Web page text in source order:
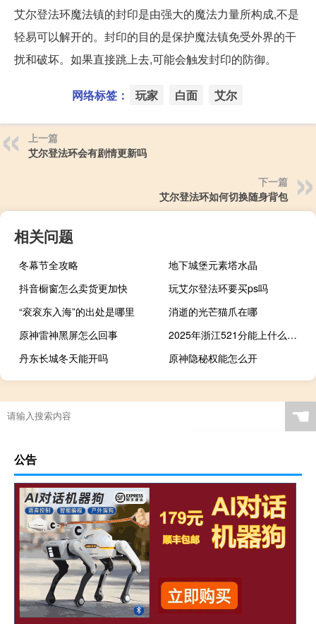
艾尔登法环魔法镇的封印是由强大的魔法力量所构成,不是
轻易可以解开的。封印的目的是保护魔法镇免受外界的干
扰和破坏。如果直接跳上去,可能会触发封印的防御。
网络标签： 玩家 白面 艾尔
上一篇
艾尔登法环会有剧情更新吗
下一篇
艾尔登法环如何切换随身背包
相关问题
冬幕节全攻略
地下城堡元素塔水晶
抖音橱窗怎么卖货更加快
玩艾尔登法环要买ps吗
“衮衮东入海”的出处是哪里
消逝的光芒猫爪在哪
原神雷神黑屏怎么回事
2025年浙江521分能上什么大学
丹东长城冬天能开吗
原神隐秘权能怎么开
☚
公告